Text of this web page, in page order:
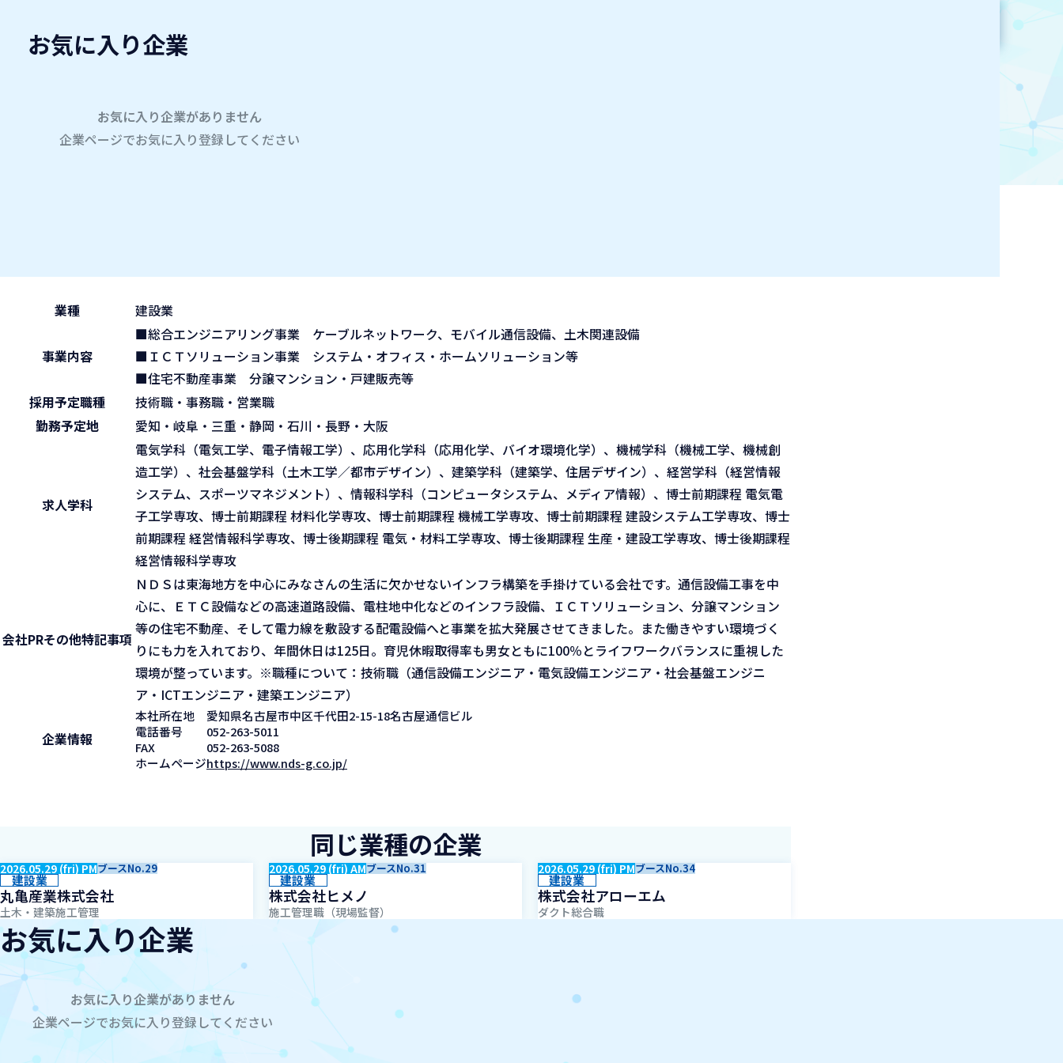
学内企業研究会2026
company
業種 建設業
事業内容
■総合エンジニアリング事業 ケーブルネットワーク、モバイル通信設備、土木関連設備
■ＩＣＴソリューション事業 システム・オフィス・ホームソリューション等
■住宅不動産事業 分譲マンション・戸建販売等
採用予定職種
技術職・事務職・営業職
勤務予定地
愛知・岐阜・三重・静岡・石川・長野・大阪
求人学科
電気学科（電気工学、電子情報工学）、応用化学科（応用化学、バイオ環境化学）、機械学科（機械工学、機械創
造工学）、社会基盤学科（土木工学／都市デザイン）、建築学科（建築学、住居デザイン）、経営学科（経営情報
システム、スポーツマネジメント）、情報科学科（コンピュータシステム、メディア情報）、博士前期課程 電気電
子工学専攻、博士前期課程 材料化学専攻、博士前期課程 機械工学専攻、博士前期課程 建設システム工学専攻、博士
前期課程 経営情報科学専攻、博士後期課程 電気・材料工学専攻、博士後期課程 生産・建設工学専攻、博士後期課程
経営情報科学専攻
会社PRその他特記事項
ＮＤＳは東海地方を中心にみなさんの生活に欠かせないインフラ構築を手掛けている会社です。通信設備工事を中
心に、ＥＴＣ設備などの高速道路設備、電柱地中化などのインフラ設備、ＩＣＴソリューション、分譲マンション
等の住宅不動産、そして電力線を敷設する配電設備へと事業を拡大発展させてきました。また働きやすい環境づく
りにも力を入れており、年間休日は125日。育児休暇取得率も男女ともに100％とライフワークバランスに重視した
環境が整っています。※職種について：技術職（通信設備エンジニア・電気設備エンジニア・社会基盤エンジニ
ア・ICTエンジニア・建築エンジニア）
企業情報
本社所在地
愛知県名古屋市中区千代田2-15-18名古屋通信ビル
電話番号
052-263-5011
FAX
052-263-5088
ホームページhttps://www.nds-g.co.jp/
同じ業種の企業
2026.05.29 (fri) PMブースNo.29
建設業
丸亀産業株式会社
土木・建築施工管理
2026.05.29 (fri) AMブースNo.31
建設業
株式会社ヒメノ
施工管理職（現場監督）
2026.05.29 (fri) PMブースNo.34
建設業
株式会社アローエム
ダクト総合職
お気に入り企業
お気に入り企業がありません
企業ページでお気に入り登録してください
お気に入り企業
お気に入り企業がありません
企業ページでお気に入り登録してください